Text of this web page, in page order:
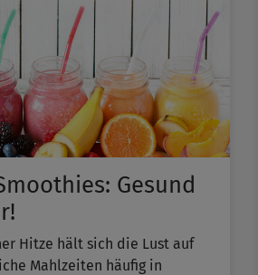
Gesund
Hitze hält sich die Lust auf
Mahlzeiten häufig in